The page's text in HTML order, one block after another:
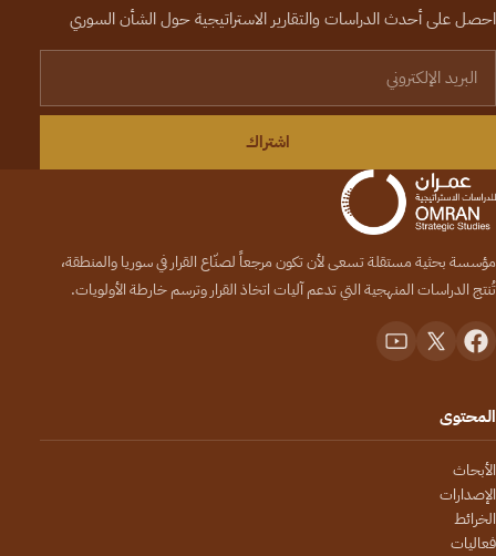
احصل على أحدث الدراسات والتقارير الاستراتيجية حول الشأن السوري
اشتراك
مؤسسة بحثية مستقلة تسعى لأن تكون مرجعاً لصنّاع القرار في سوريا والمنطقة،
تُنتج الدراسات المنهجية التي تدعم آليات اتخاذ القرار وترسم خارطة الأولويات.
المحتوى
الأبحاث
الإصدارات
الخرائط
فعاليات